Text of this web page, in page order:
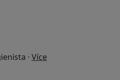
· Více